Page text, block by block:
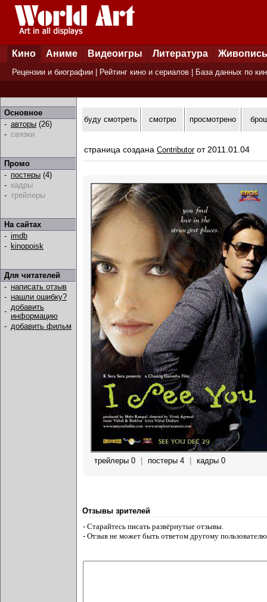
Кино Аниме Видеоигры Литература Живопись
Рецензии и биографии Рейтинг кино и сериалов База данных по
Основное
- авторы (26)
- связки
Промо
- постеры (4)
- кадры
- трейлеры
На сайтах
- imdb
- kinopoisk
Для читателей
- написать отзыв
- нашли ошибку?
- добавить
информацию
- добавить фильм
буду смотреть смотрю просмотрено
страница создана Contributorот 2011.01.04
трейлеры 0 постеры 4 кадры 0
Отзывы зрителей
- Старайтесь писать развёрнутые отзывы.
- Отзыв не может быть ответом другому